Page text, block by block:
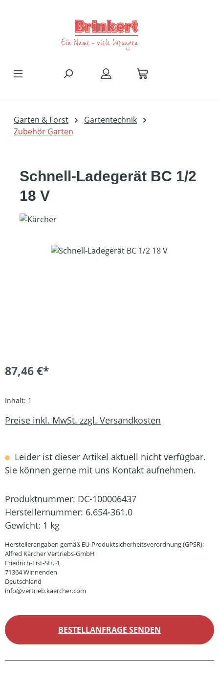
Garten & Forst
Gartentechnik
Zubehör Garten
Schnell-Ladegerät BC 1/2
18 V
Bildergalerie überspringen
87,46 €*
Inhalt: 1
Preise inkl. MwSt. zzgl. Versandkosten
Leider ist dieser Artikel aktuell nicht verfügbar.
Sie können gerne mit uns Kontakt aufnehmen.
Produktnummer: DC-100006437
Herstellernummer: 6.654-361.0
Gewicht: 1 kg
Herstellerangaben gemäß EU-Produktsicherheitsverordnung (GPSR):
Alfred Kärcher Vertriebs-GmbH
Friedrich-List-Str. 4
71364 Winnenden
Deutschland
info@vertrieb.kaercher.com
BESTELLANFRAGE SENDEN